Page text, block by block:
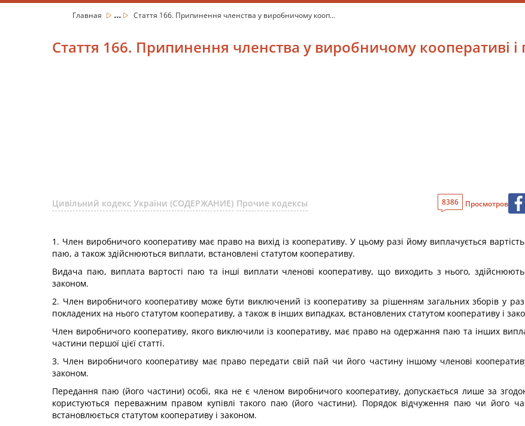
Главная ... Стаття 166. Припинення членства у виробничому кооп...
Стаття 166. Припинення членства у виробничому кооперативі і
Цивільний кодекс України (СОДЕРЖАНИЕ) Прочие кодексы 8386 Просмотров
1. Член виробничого кооперативу має право на вихід із кооперативу. У цьому разі йому виплачується
паю, а також здійснюються виплати, встановлені статутом кооперативу.
Видача паю, виплата вартості паю та інші виплати членові кооперативу, що виходить з нього,
законом.
2. Член виробничого кооперативу може бути виключений із кооперативу за рішенням загальних зборів у
покладених на нього статутом кооперативу, а також в інших випадках, встановлених статутом кооперативу і
Член виробничого кооперативу, якого виключили із кооперативу, має право на одержання паю та інших
частини першої цієї статті.
3. Член виробничого кооперативу має право передати свій пай чи його частину іншому членові
законом.
Передання паю (його частини) особі, яка не є членом виробничого кооперативу, допускається лише за
користуються переважним правом купівлі такого паю (його частини). Порядок відчуження паю чи його
встановлюється статутом кооперативу і законом.